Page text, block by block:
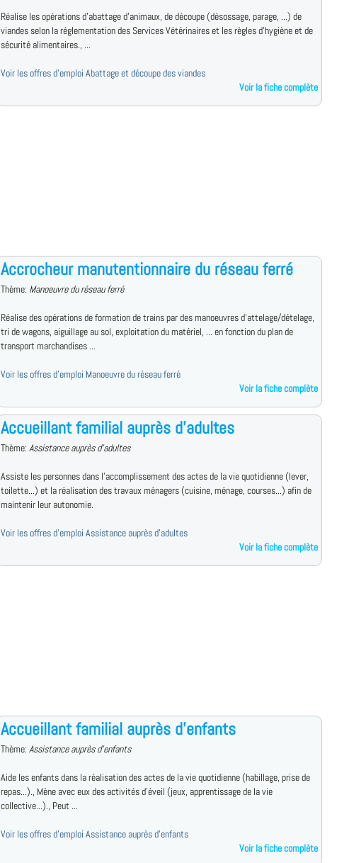
Réalise les opérations d'abattage d'animaux, de découpe (désossage, parage, ...) de
viandes selon la réglementation des Services Vétérinaires et les règles d'hygiène et de
sécurité alimentaires., ...
Voir les offres d'emploi Abattage et découpe des viandes
Voir la fiche complète
Accrocheur manutentionnaire du réseau ferré
Thème: Manoeuvre du réseau ferré
Réalise des opérations de formation de trains par des manoeuvres d'attelage/dételage,
tri de wagons, aiguillage au sol, exploitation du matériel, ... en fonction du plan de
transport marchandises ...
Voir les offres d'emploi Manoeuvre du réseau ferré
Voir la fiche complète
Accueillant familial auprès d'adultes
Thème: Assistance auprès d'adultes
Assiste les personnes dans l'accomplissement des actes de la vie quotidienne (lever,
toilette...) et la réalisation des travaux ménagers (cuisine, ménage, courses...) afin de
maintenir leur autonomie.
Voir les offres d'emploi Assistance auprès d'adultes
Voir la fiche complète
Accueillant familial auprès d'enfants
Thème: Assistance auprès d'enfants
Aide les enfants dans la réalisation des actes de la vie quotidienne (habillage, prise de
repas...)., Mène avec eux des activités d'éveil (jeux, apprentissage de la vie
collective...)., Peut ...
Voir les offres d'emploi Assistance auprès d'enfants
Voir la fiche complète